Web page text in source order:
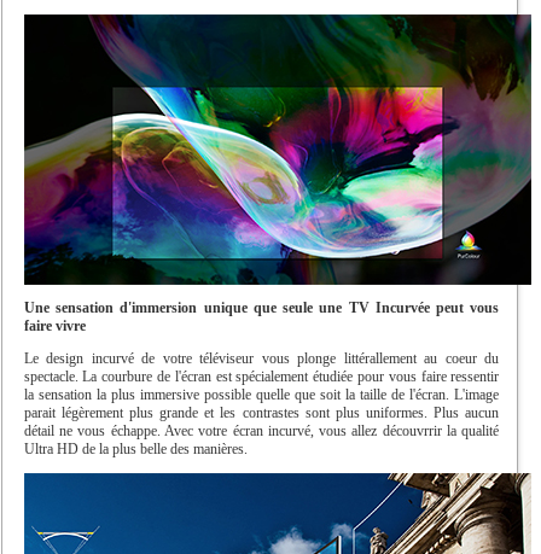
Une sensation d'immersion unique que seule une TV Incurvée peut vous
faire vivre
Le design incurvé de votre téléviseur vous plonge littérallement au coeur du
spectacle. La courbure de l'écran est spécialement étudiée pour vous faire ressentir
la sensation la plus immersive possible quelle que soit la taille de l'écran. L'image
parait légèrement plus grande et les contrastes sont plus uniformes. Plus aucun
détail ne vous échappe. Avec votre écran incurvé, vous allez découvrrir la qualité
Ultra HD de la plus belle des manières.